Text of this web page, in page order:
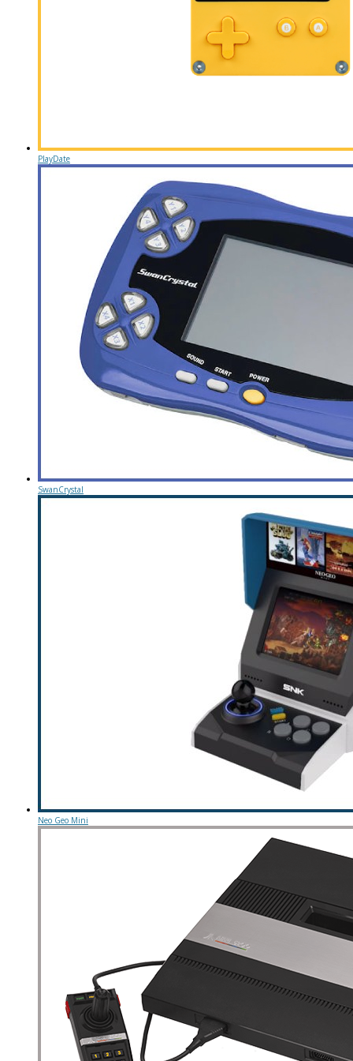
PlayDate
SwanCrystal
Neo Geo Mini